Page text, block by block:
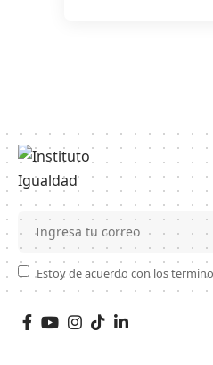
Estoy de acuerdo con los